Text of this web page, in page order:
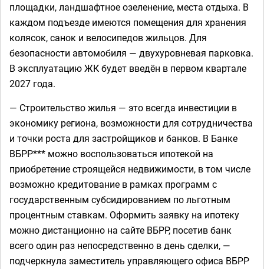
площадки, ландшафтное озеленение, места отдыха. В
каждом подъезде имеются помещения для хранения
колясок, санок и велосипедов жильцов. Для
безопасности автомобиля — двухуровневая парковка.
В эксплуатацию ЖК будет введён в первом квартале
2027 года.
— Строительство жилья — это всегда инвестиции в
экономику региона, возможности для сотрудничества
и точки роста для застройщиков и банков. В Банке
ВБРР*** можно воспользоваться ипотекой на
приобретение строящейся недвижимости, в том числе
возможно кредитование в рамках программ с
государственным субсидированием по льготным
процентным ставкам. Оформить заявку на ипотеку
можно дистанционно на сайте ВБРР, посетив банк
всего один раз непосредственно в день сделки, —
подчеркнула заместитель управляющего офиса ВБРР